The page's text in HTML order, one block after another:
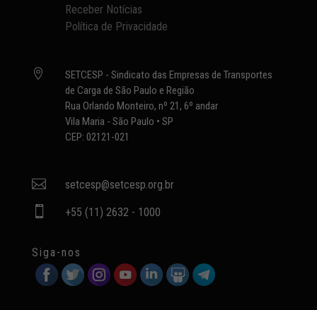
Receber Notícias
Política de Privacidade

SETCESP - Sindicato das Empresas de Transportes
de Carga de São Paulo e Região
Rua Orlando Monteiro, nº 21, 6º andar
Vila Maria - São Paulo • SP
CEP: 02121-021
 setcesp@setcesp.org.br
 +55 (11) 2632 - 1000
Siga-nos